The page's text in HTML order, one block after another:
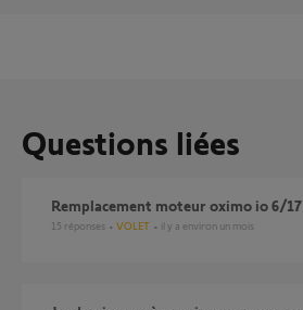
Questions liées
Remplacement moteur oximo io 6/17
15 réponses VOLET il y a environ un mois